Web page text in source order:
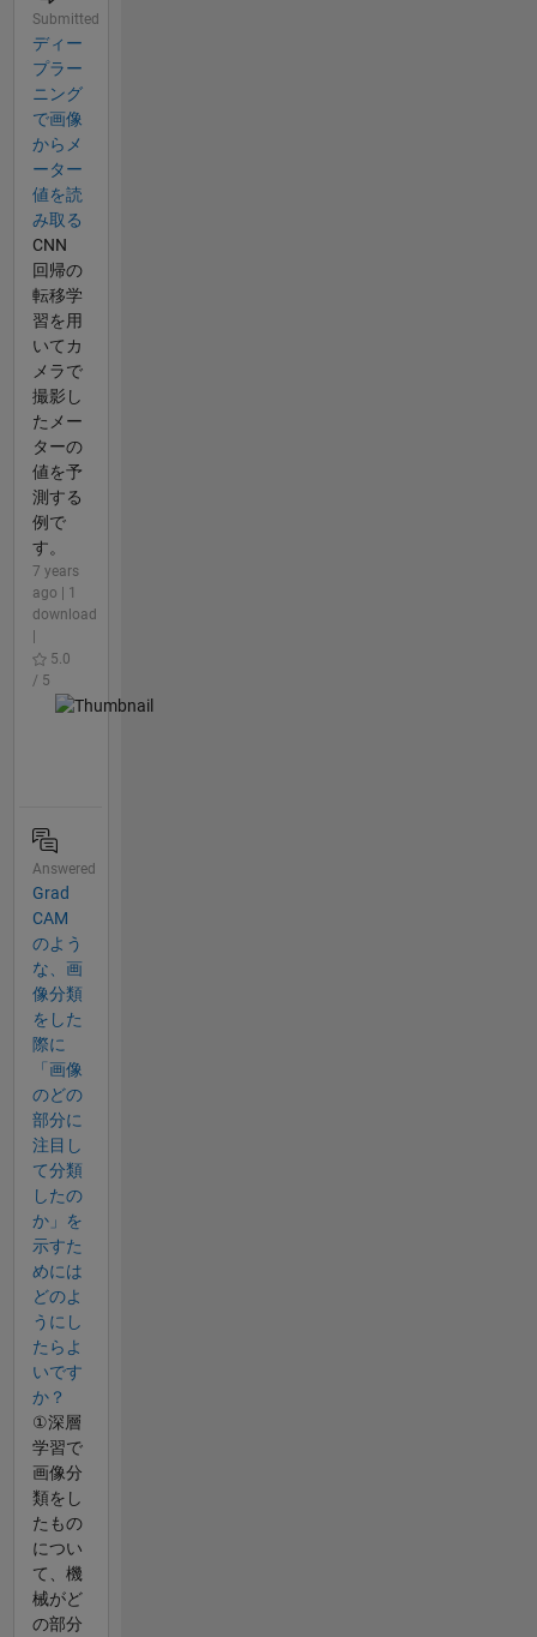
Submitted
ディー
プラー
ニング
で画像
からメ
ーター
値を読
み取る
CNN
回帰の
転移学
習を用
いてカ
メラで
撮影し
たメー
ターの
値を予
測する
例で
す。
7 years
ago | 1
download
5.0
/ 5
Answered
Grad
CAM
のよう
な、画
像分類
をした
際に
「画像
のどの
部分に
注目し
て分類
したの
か」を
示すた
めには
どのよ
うにし
たらよ
いです
か？
①深層
学習で
画像分
類をし
たもの
につい
て、機
械がど
の部分